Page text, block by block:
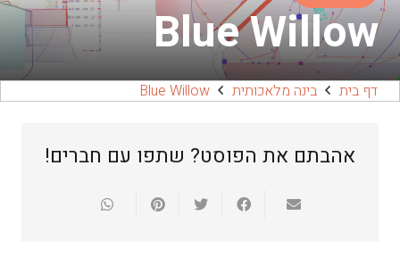
Blue Willow
דף בית בינה מלאכותית Blue Willow
אהבתם את הפוסט? שתפו עם חברים!